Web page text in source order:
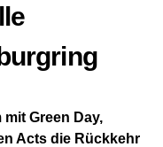
Green Day,
Acts die Rückkehr